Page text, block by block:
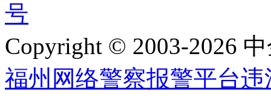
号
Copyright © 2003-2026
福州网络警察报警平台违